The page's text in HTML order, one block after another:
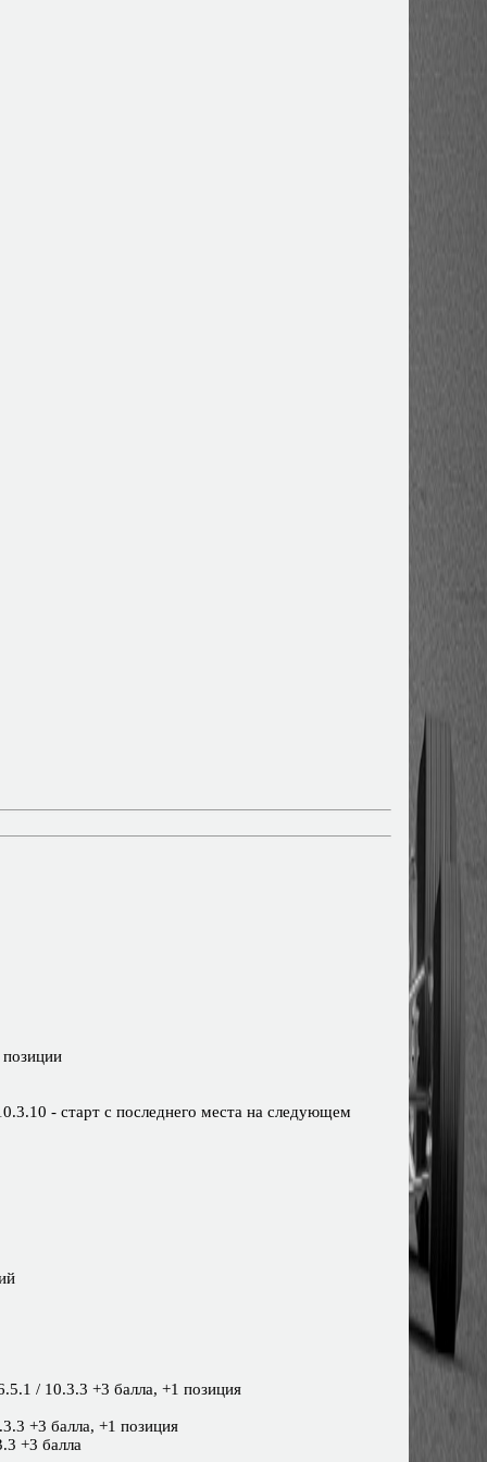
- старт с последнего места на следующем
/ 10.3.3 +3 балла, +1 позиция
+3 балла, +1 позиция
+3 балла